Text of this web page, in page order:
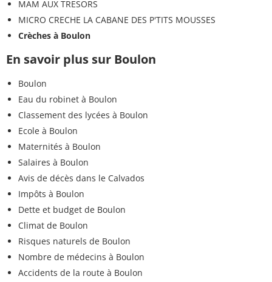
MAM AUX TRESORS
MICRO CRECHE LA CABANE DES P'TITS MOUSSES
Crèches à Boulon
En savoir plus sur Boulon
Boulon
Eau du robinet à Boulon
Classement des lycées à Boulon
Ecole à Boulon
Maternités à Boulon
Salaires à Boulon
Avis de décès dans le Calvados
Impôts à Boulon
Dette et budget de Boulon
Climat de Boulon
Risques naturels de Boulon
Nombre de médecins à Boulon
Accidents de la route à Boulon